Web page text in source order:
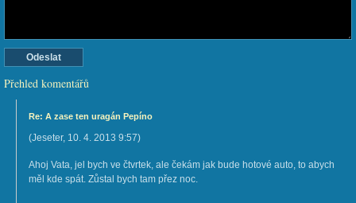
Přehled komentářů
Re: A zase ten uragán Pepíno
(Jeseter, 10. 4. 2013 9:57)
Ahoj Vata, jel bych ve čtvrtek, ale čekám jak bude hotové auto, to abych
měl kde spát. Zůstal bych tam přez noc.